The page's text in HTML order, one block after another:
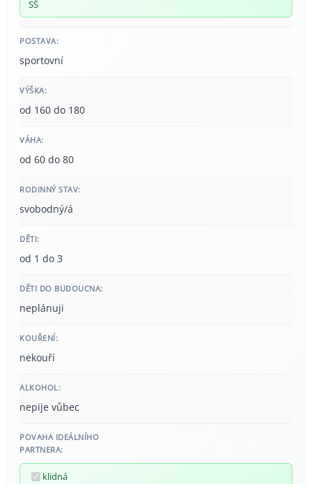
SŠ
POSTAVA:
sportovní
VÝŠKA:
od 160 do 180
VÁHA:
od 60 do 80
RODINNÝ STAV:
svobodný/á
DĚTI:
od 1 do 3
DĚTI DO BUDOUCNA:
neplánuji
KOUŘENÍ:
nekouří
ALKOHOL:
nepije vůbec
POVAHA IDEÁLNÍHO
PARTNERA:
klidná